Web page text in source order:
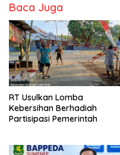
Baca Juga
RT Usulkan Lomba
Kebersihan Berhadiah
Partisipasi Pemerintah